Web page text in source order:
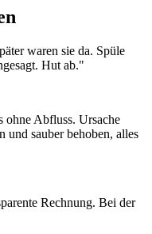
waren sie da. Spüle
Hut ab."
ohne Abfluss. Ursache
und sauber behoben, alles
Rechnung. Bei der